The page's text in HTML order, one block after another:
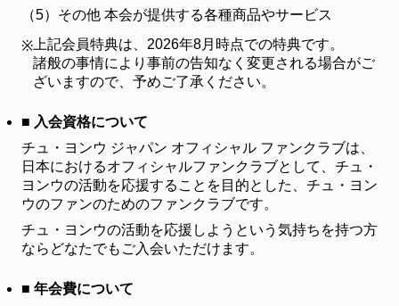
VIDEO
GALLERY
ギャラリー
CONTACT
お問い合わせ
（5） その他 本会が提供する各種商品やサービス
※ 上記会員特典は、2026年8月時点での特典です。
諸般の事情により事前の告知なく変更される場合がご
ざいますので、予めご了承ください。
■ 入会資格について
チュ・ヨンウ ジャパン オフィシャル ファンクラブは、
日本におけるオフィシャルファンクラブとして、チュ・
ヨンウの活動を応援することを目的とした、チュ・ヨン
ウのファンのためのファンクラブです。
チュ・ヨンウの活動を応援しようという気持ちを持つ方
ならどなたでもご入会いただけます。
■ 年会費について